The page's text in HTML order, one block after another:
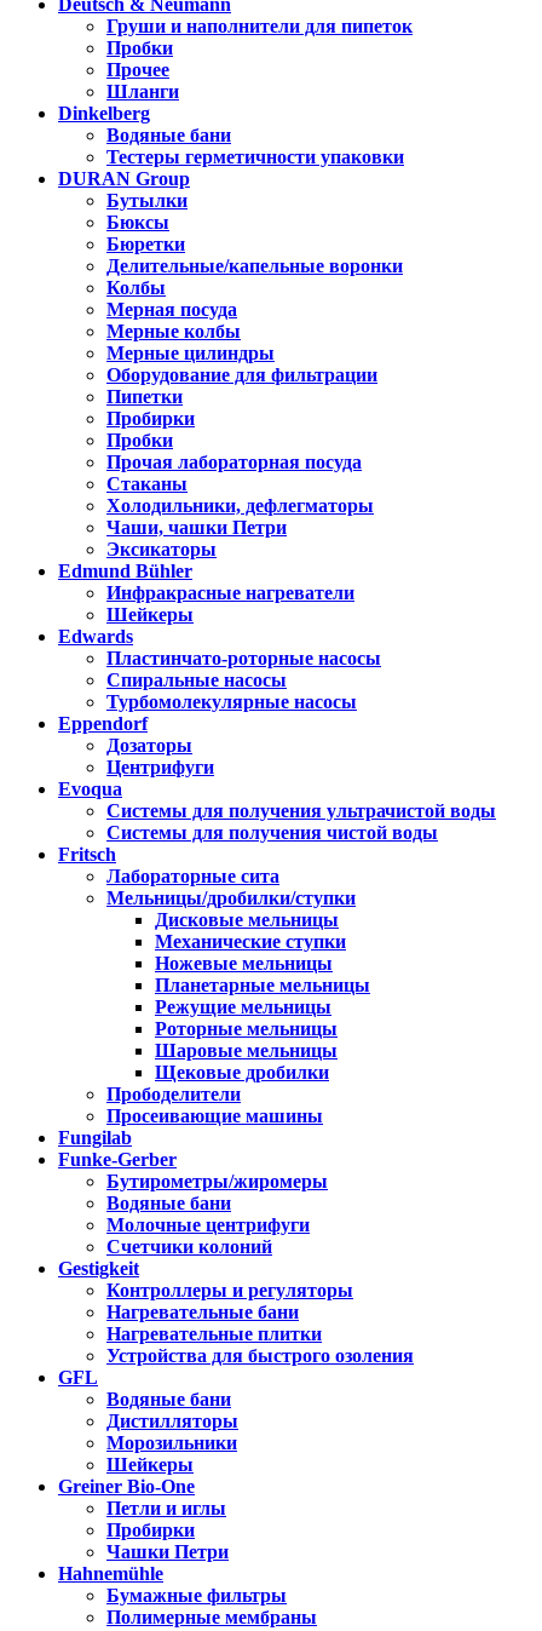
Deutsch & Neumann
Груши и наполнители для пипеток
Пробки
Прочее
Шланги
Dinkelberg
Водяные бани
Тестеры герметичности упаковки
DURAN Group
Бутылки
Бюксы
Бюретки
Делительные/капельные воронки
Колбы
Мерная посуда
Мерные колбы
Мерные цилиндры
Оборудование для фильтрации
Пипетки
Пробирки
Пробки
Прочая лабораторная посуда
Стаканы
Холодильники, дефлегматоры
Чаши, чашки Петри
Эксикаторы
Edmund Bühler
Инфракрасные нагреватели
Шейкеры
Edwards
Пластинчато-роторные насосы
Спиральные насосы
Турбомолекулярные насосы
Eppendorf
Дозаторы
Центрифуги
Evoqua
Системы для получения ультрачистой воды
Системы для получения чистой воды
Fritsch
Лабораторные сита
Мельницы/дробилки/ступки
Дисковые мельницы
Механические ступки
Ножевые мельницы
Планетарные мельницы
Режущие мельницы
Роторные мельницы
Шаровые мельницы
Щековые дробилки
Прободелители
Просеивающие машины
Fungilab
Funke-Gerber
Бутирометры/жиромеры
Водяные бани
Молочные центрифуги
Счетчики колоний
Gestigkeit
Контроллеры и регуляторы
Нагревательные бани
Нагревательные плитки
Устройства для быстрого озоления
GFL
Водяные бани
Дистилляторы
Морозильники
Шейкеры
Greiner Bio-One
Петли и иглы
Пробирки
Чашки Петри
Hahnemühle
Бумажные фильтры
Полимерные мембраны